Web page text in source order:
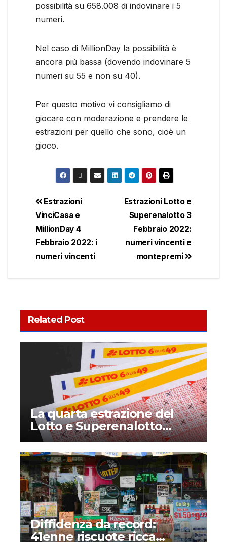
possibilità su 658.008 di indovinare i 5
numeri.
Nel caso di MillionDay la possibilità è
ancora più bassa (dovendo indovinare 5
numeri su 55 e non su 40).
Per questo motivo vi consigliamo di
giocare con moderazione e prendere le
estrazioni per quello che sono, cioè un
gioco.
Estrazioni Lotto e
Superenalotto 3
Febbraio 2022:
numeri vincenti e
montepremi
Estrazioni
VinciCasa e
MillionDay 4
Febbraio 2022: i
numeri vincenti
Related Post
La quarta estrazione del
Lotto e Superenalotto
diventerà permanente?
Quando inizia e che novità
introduce?
Diffidenza da record:
41enne riscuote ricca